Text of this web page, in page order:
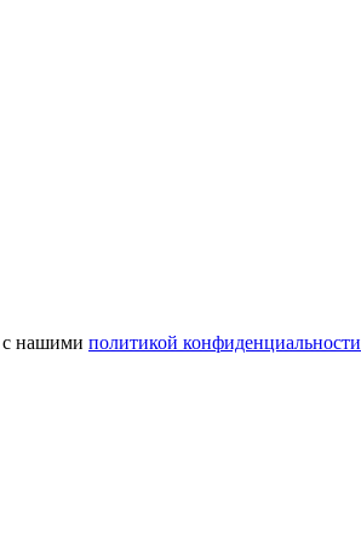
с нашими политикой конфиденциальности